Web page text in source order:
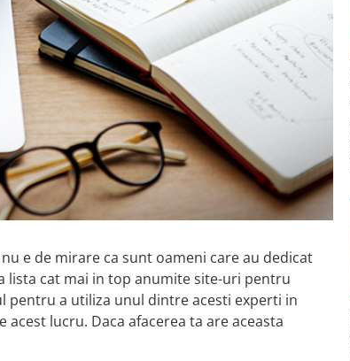
e de mirare ca sunt oameni care au dedicat
lista cat mai in top anumite site-uri pentru
pentru a utiliza unul dintre acesti experti in
acest lucru. Daca afacerea ta are aceasta